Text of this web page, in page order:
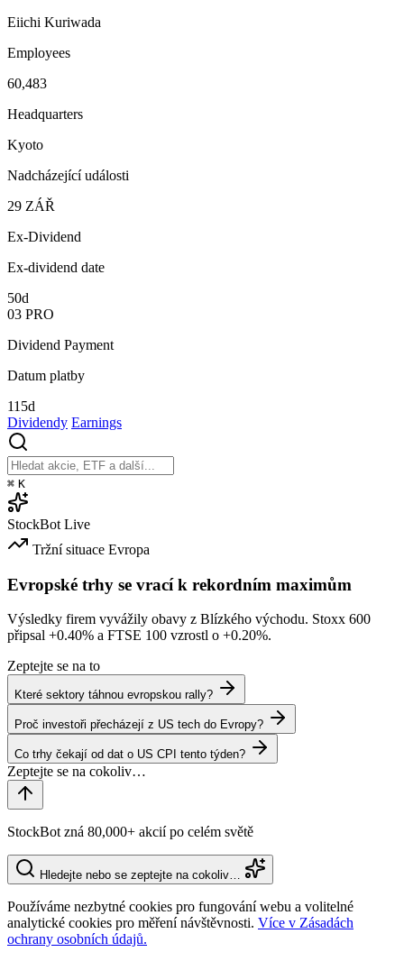
Eiichi Kuriwada
Employees
60,483
Headquarters
Kyoto
Nadcházející události
29 ZÁŘ
Ex-Dividend
Ex-dividend date
50d
03 PRO
Dividend Payment
Datum platby
115d
Dividendy Earnings
⌘ K
StockBot Live
Tržní situace Evropa
Evropské trhy se vrací k rekordním maximům
Výsledky firem vyvážily obavy z Blízkého východu. Stoxx 600
připsal +0.40% a FTSE 100 vzrostl o +0.20%.
Zeptejte se na to
Které sektory táhnou evropskou rally?
Proč investoři přecházejí z US tech do Evropy?
Co trhy čekají od dat o US CPI tento týden?
StockBot zná 80,000+ akcií po celém světě
Hledejte nebo se zeptejte na cokoliv…
Používáme nezbytné cookies pro fungování webu a volitelné
analytické cookies pro měření návštěvnosti. Více v Zásadách
ochrany osobních údajů.